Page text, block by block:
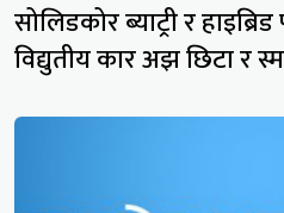
सोलिडकोर ब्याट्री र
विद्युतीय कार अझ छिटा र